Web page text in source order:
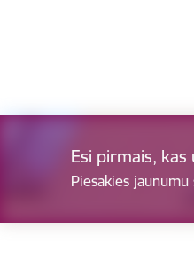
Esi pirmais, kas
Piesakies jaunumu